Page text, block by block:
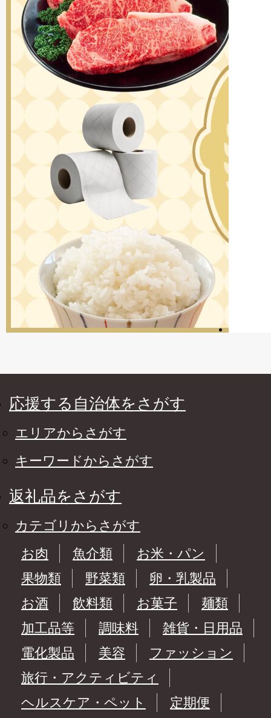
応援する自治体をさがす
エリアからさがす
キーワードからさがす
返礼品をさがす
カテゴリからさがす
お肉
魚介類
お米・パン
果物類
野菜類
卵・乳製品
お酒
飲料類 お菓子
麺類
加工品等
調味料
雑貨・日用品
電化製品
美容
ファッション
旅行・アクティビティ
ヘルスケア・ペット
定期便